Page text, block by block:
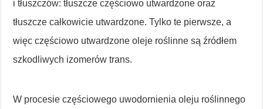
i tłuszczów: tłuszcze częściowo utwardzone oraz
tłuszcze całkowicie utwardzone. Tylko te pierwsze, a
więc częściowo utwardzone oleje roślinne są źródłem
szkodliwych izomerów trans.
W procesie częściowego uwodornienia oleju roślinnego